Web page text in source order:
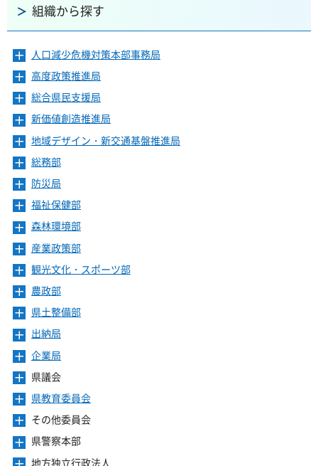
組織から探す
メ
ニ
ュ
ー
を
開
き
ま
す
人口減少危機対策本部事務局
メ
ニ
ュ
ー
を
開
き
ま
す
高度政策推進局
メ
ニ
ュ
ー
を
開
き
ま
す
総合県民支援局
メ
ニ
ュ
ー
を
開
き
ま
す
新価値創造推進局
メ
ニ
ュ
ー
を
開
き
ま
す
地域デザイン・新交通基盤推進局
メ
ニ
ュ
ー
開
き
ま
す
総務部
メ
ニ
ュ
ー
を
開
き
ま
す
防災局
メ
ニ
ュ
ー
を
開
き
ま
す
福祉保健部
メ
ニ
ュ
ー
を
開
き
ま
す
森林環境部
メ
ニ
ュ
ー
を
開
き
ま
す
産業政策部
メ
ニ
ュ
ー
開
き
ま
す
観光文化・スポーツ部
メ
ニ
ュ
ー
を
開
き
ま
す
農政部
メ
ニ
ュ
ー
を
開
き
ま
す
県土整備部
メ
ニ
ュ
ー
を
開
き
ま
す
出納局
メ
ニ
ュ
ー
を
開
き
ま
企業局
メ
ニ
ュ
ー
開
き
県議会
メ
ニ
ュ
ー
を
県教育委員会
メ
ニ
ュ
ー
その他委員会
メ
ニ
県警察本部
地方独立行政法人